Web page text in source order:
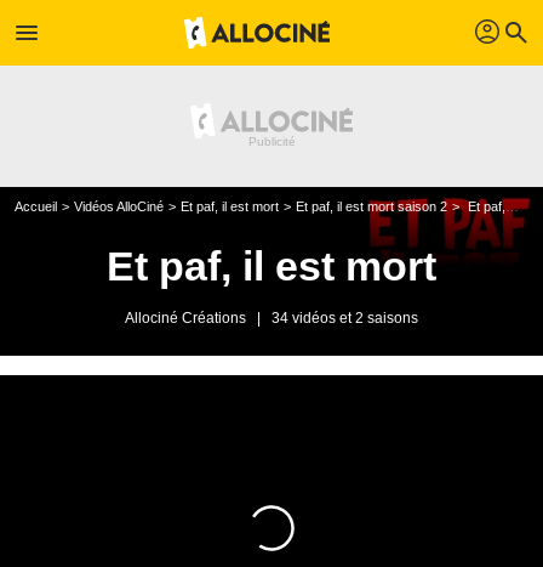
menu profil search
Accueil Vidéos AlloCiné Et paf, il est mort Et paf, il est mort saison 2 Et paf, il est mort - Sydney Andrews (Melrose Place)
Et paf, il est mort
Allociné Créations 34 vidéos et 2 saisons